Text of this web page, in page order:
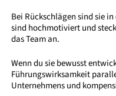
Bei Rückschlägen sind sie
sind hochmotiviert und
das Team an.
Wenn du sie bewusst
Führungswirksamkeit
Unternehmens und